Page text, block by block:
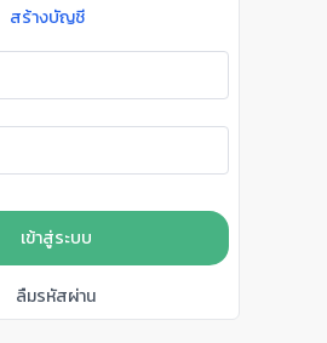
สร้างบัญชี
เข้าสู่ระบบ
ลืมรหัสผ่าน